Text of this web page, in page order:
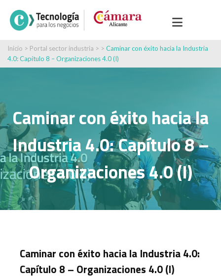
Inicio > Portal sector industria > > Caminar con éxito hacia la Industria
4.0: Capítulo 8 – Organizaciones 4.0 (I)
Caminar con éxito hacia la
Industria 4.0: Capítulo 8 –
Organizaciones 4.0 (I)
Caminar con éxito hacia la Industria 4.0:
Capítulo 8 – Organizaciones 4.0 (I)